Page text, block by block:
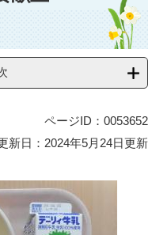
ページID：0053652
新日：2024年5月24日更新